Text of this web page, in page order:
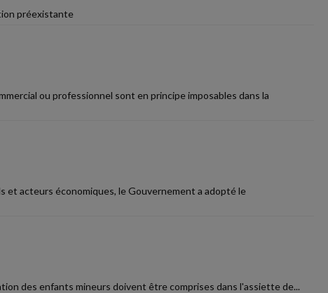
préexistante
ou professionnel sont en principe imposables dans la
et acteurs économiques, le Gouvernement a adopté le
des enfants mineurs doivent être comprises dans l'assiette de...